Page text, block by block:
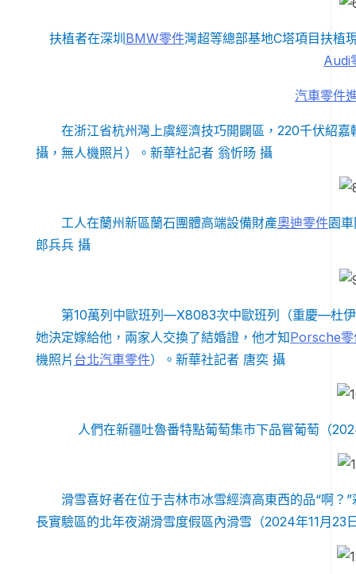
扶植者在深圳BMW零件灣超等總部基地C塔項目扶植
Audi
汽車零件
在浙江省杭州灣上虞經濟技巧開闢區，220千伏紹
攝，無人機照片）。新華社記者 翁忻旸 攝
工人在蘭州新區蘭石團體高端設備財產奧迪零件園
郎兵兵 攝
第10萬列中歐班列—X8083次中歐班列（重慶—杜
她決定嫁給他，兩家人交換了結婚證，他才知Porsche零
機照片 台北汽車零件）。新華社記者 唐奕 攝
人們在新疆吐魯番特點葡萄集市下品嘗葡萄（
滑雪喜好者在位于吉林市冰雪經濟高東西的品“啊
長實驗區的北年夜湖滑雪度假區內滑雪（2024年11月23